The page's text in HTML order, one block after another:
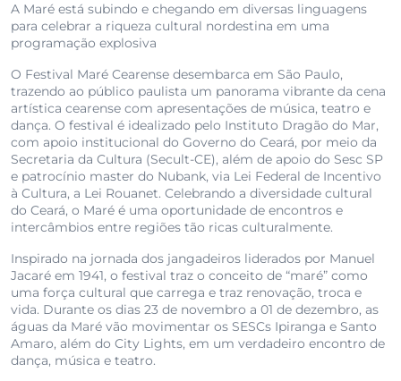
A Maré está subindo e chegando em diversas linguagens
para celebrar a riqueza cultural nordestina em uma
programação explosiva
O Festival Maré Cearense desembarca em São Paulo,
trazendo ao público paulista um panorama vibrante da cena
artística cearense com apresentações de música, teatro e
dança. O festival é idealizado pelo Instituto Dragão do Mar,
com apoio institucional do Governo do Ceará, por meio da
Secretaria da Cultura (Secult-CE), além de apoio do Sesc SP
e patrocínio master do Nubank, via Lei Federal de Incentivo
à Cultura, a Lei Rouanet. Celebrando a diversidade cultural
do Ceará, o Maré é uma oportunidade de encontros e
intercâmbios entre regiões tão ricas culturalmente.
Inspirado na jornada dos jangadeiros liderados por Manuel
Jacaré em 1941, o festival traz o conceito de “maré” como
uma força cultural que carrega e traz renovação, troca e
vida. Durante os dias 23 de novembro a 01 de dezembro, as
águas da Maré vão movimentar os SESCs Ipiranga e Santo
Amaro, além do City Lights, em um verdadeiro encontro de
dança, música e teatro.